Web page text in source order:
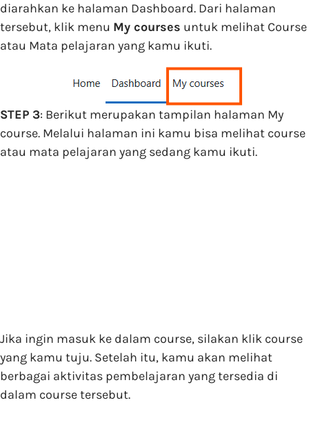
diarahkan ke halaman Dashboard. Dari halaman
tersebut, klik menu My courses untuk melihat Course
atau Mata pelajaran yang kamu ikuti.
STEP 3: Berikut merupakan tampilan halaman My
course. Melalui halaman ini kamu bisa melihat course
atau mata pelajaran yang sedang kamu ikuti.
Jika ingin masuk ke dalam course, silakan klik course
yang kamu tuju. Setelah itu, kamu akan melihat
berbagai aktivitas pembelajaran yang tersedia di
dalam course tersebut.